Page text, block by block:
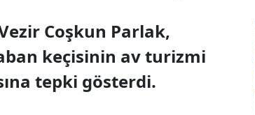
Coşkun Parlak,
keçisinin av turizmi
tepki gösterdi.